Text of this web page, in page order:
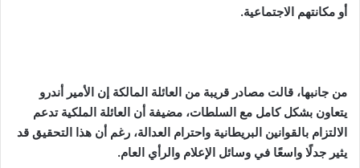
أو مكانتهم الاجتماعية.
من جانبها، قالت مصادر قريبة من العائلة المالكة إن الأمير أندرو
يتعاون بشكل كامل مع السلطات، مضيفة أن العائلة الملكية تدعم
الالتزام بالقوانين البريطانية واحترام العدالة، رغم أن هذا التحقيق قد
يثير جدلًا واسعًا في وسائل الإعلام والرأي العام.